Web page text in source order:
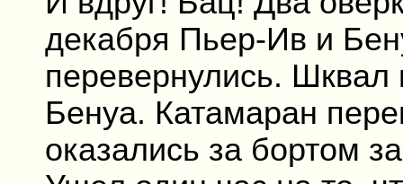
декабря Пьер-Ив и
перевернулись. Шквал
Бенуа. Катамаран
оказались за бортом